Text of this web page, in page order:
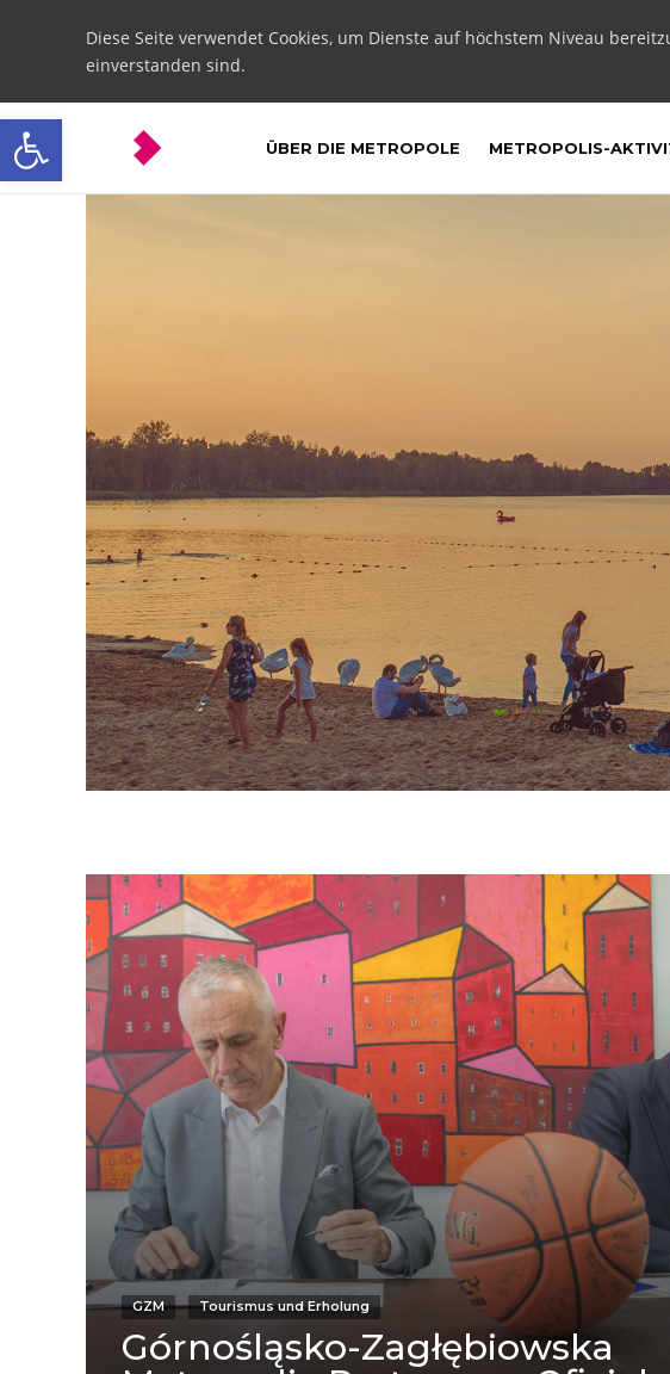
Open toolbar
Diese Seite verwendet Cookies, um Dienste auf höchstem Niveau
einverstanden sind.
ÜBER DIE METROPOLE METROPOLIS-
GZM Tourismus und Erholung
Górnośląsko-Zagłębiowska